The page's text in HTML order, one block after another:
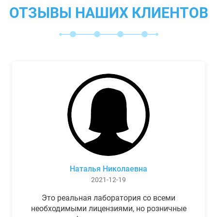
ОТЗЫВЫ НАШИХ КЛИЕНТОВ
Наталья Николаевна
2021-12-19
Это реальная лаборатория со всеми
необходимыми лицензиями, но розничные